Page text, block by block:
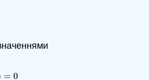
= 0
0